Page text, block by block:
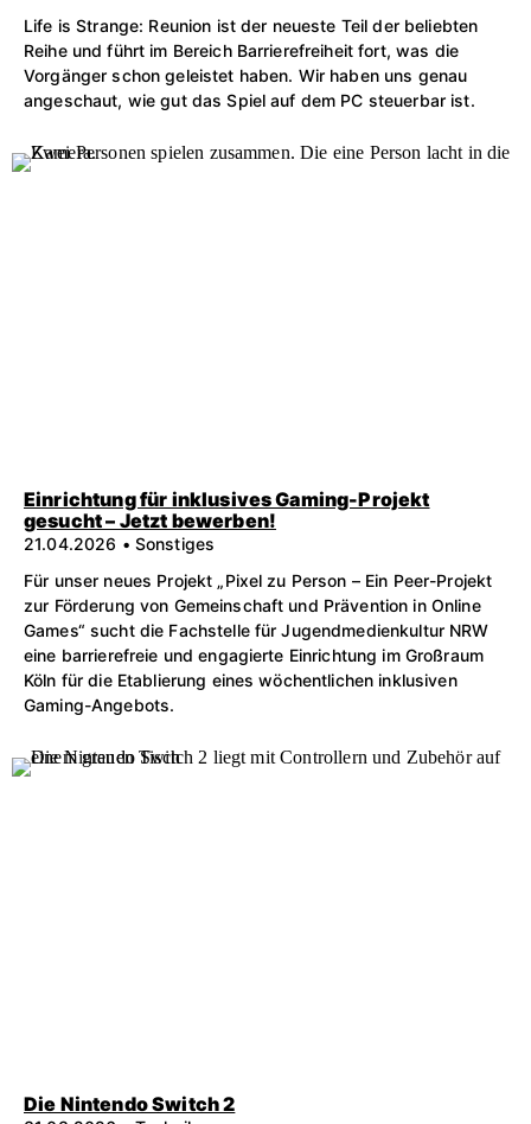
Life is Strange: Reunion ist der neueste Teil der beliebten
Reihe und führt im Bereich Barrierefreiheit fort, was die
Vorgänger schon geleistet haben. Wir haben uns genau
angeschaut, wie gut das Spiel auf dem PC steuerbar ist.
Einrichtung für inklusives Gaming-Projekt
gesucht – Jetzt bewerben!
21.04.2026 • Sonstiges
Für unser neues Projekt „Pixel zu Person – Ein Peer-Projekt
zur Förderung von Gemeinschaft und Prävention in Online
Games“ sucht die Fachstelle für Jugendmedienkultur NRW
eine barrierefreie und engagierte Einrichtung im Großraum
Köln für die Etablierung eines wöchentlichen inklusiven
Gaming-Angebots.
Die Nintendo Switch 2